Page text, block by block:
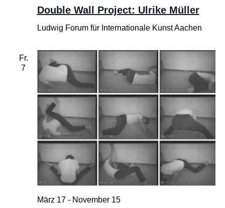
Double Wall Project: Ulrike Müller
Ludwig Forum für Internationale Kunst Aachen
Fr.
7
März 17- November 15